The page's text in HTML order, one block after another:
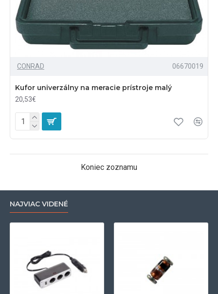
CONRAD 06670019
Kufor univerzálny na meracie prístroje malý
20,53€
Koniec zoznamu
NAJVIAC VIDENÉ